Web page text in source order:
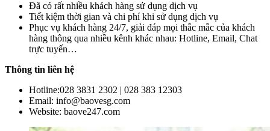
Đã có rất nhiều khách hàng sử dụng dịch vụ
Tiết kiệm thời gian và chi phí khi sử dụng dịch vụ
Phục vụ khách hàng 24/7, giải đáp mọi thắc mắc của khách
hàng thông qua nhiều kênh khác nhau: Hotline, Email, Chat
trực tuyến…
Thông tin liên hệ
Hotline:028 3831 2302 | 028 383 12303
Email: info@baovesg.com
Website: baove247.com